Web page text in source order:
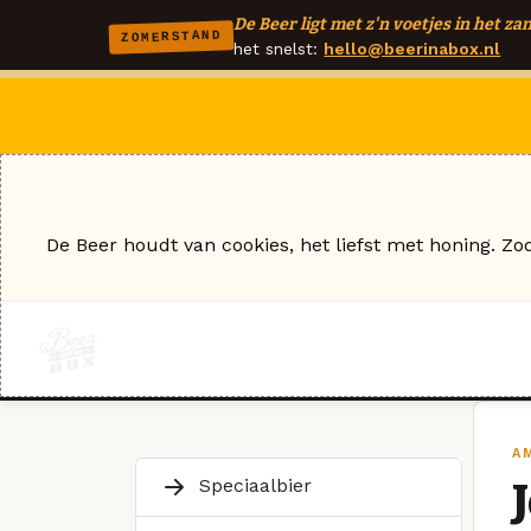
ZOMERSTAND
De Beer ligt met z'n voetjes in het
het snelst: hello@beerinabox.nl
Speciaalbier
De Beer houdt van cookies, het liefst met honing.